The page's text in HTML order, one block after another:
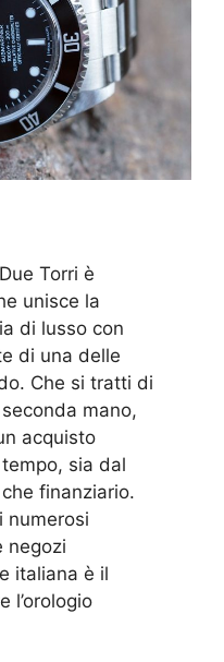
Torri è
unisce la
di lusso con
di una delle
Che si tratti di
mano,
acquisto
sia dal
finanziario.
numerosi
negozi
italiana è il
l’orologio